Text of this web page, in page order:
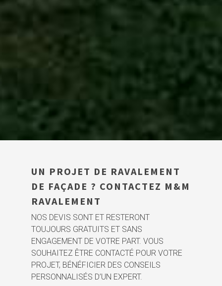
UN PROJET DE RAVALEMENT
DE FAÇADE ? CONTACTEZ M&M
RAVALEMENT
NOS DEVIS SONT ET RESTERONT
TOUJOURS GRATUITS ET SANS
ENGAGEMENT DE VOTRE PART. VOUS
SOUHAITEZ ÊTRE CONTACTÉ POUR VOTRE
PROJET, BÉNÉFICIER DES CONSEILS
PERSONNALISÉS D’UN EXPERT.